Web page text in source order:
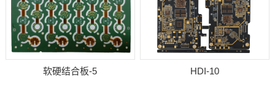
软硬结合板-5 HDI-10